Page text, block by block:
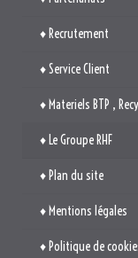
♦ Recrutement
♦ Service Client
♦ Materiels BTP ,
♦ Le Groupe RHF
♦ Plan du site
♦ Mentions légales
♦ Politique de